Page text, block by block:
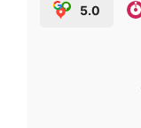
5.0